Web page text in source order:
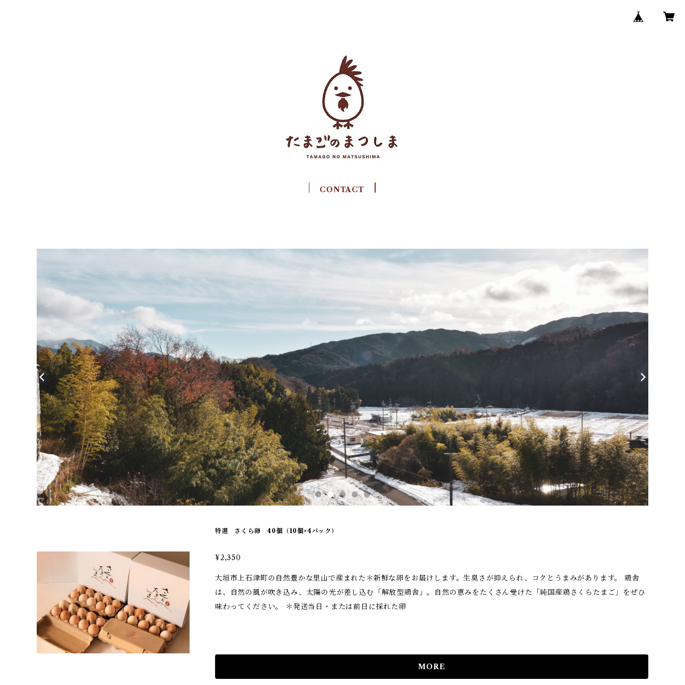
CONTACT
特選 さくら卵 40個（10個×4パック）
¥2,350
大垣市上石津町の自然豊かな里山で産まれた＊新鮮な卵をお届けします。生臭さが抑えられ、コクとうまみがあります。 鶏舎
は、自然の風が吹き込み、太陽の光が差し込む「解放型鶏舎」。自然の恵みをたくさん受けた「純国産鶏さくらたまご」をぜひ
味わってください。 ＊発送当日・または前日に採れた卵
MORE